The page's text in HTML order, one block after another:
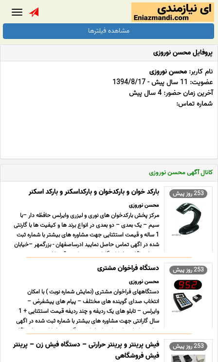
مشاهده فیلترها
پروفایل محسن نوروزی
نام کاربر: محسن نوروزی
عضویت: 11 سال پیش - 1394/8/17
آخرین زمان حضور: 4 سال پیش
شماره تماس:
کانال آگهی محسن نوروزی
253 روز پیش بارکد خوان و بارکدخوان و بارکداسکنر و بارکد اسکنر
محسن نوروزی
مرکز پخش بارکدخوان های نوری و لیزری وایرلس حافظه دار –با
سیم – یک بعدی – دو بعدی در انواع برند ها و کیفیت ها با گارنتی
1 ساله و قیمت استثنایی جهت مشاوره های بیشتر با شماره ثبت
شده در اگهی تماس حاصل نمایید ادرساصفهان - بزرگمهر –خیابان
شریف واقفی - خیابان گلزارجنوبی – کوچه9- ساخت ... ...
253 روز پیش دستگاه فراخوان مشتری
محسن نوروزی
دستگاههای فراخوان مشتری (نمایش شماره نوبت ) با امکان
انتخاب صدای گوینده های مختلف – پیام های پیشفرض –
وایرلس – تابلو های یک ردیفه و چند ردیفه قیمت استثنایی + 1
سال گارانتی جهت مشاوره های بیشتر با شماره ثبت شده در اگهی
تماس حاصل نمایید ادرساصفهان - بزرگمهر –خیابان شریف واقفی
- ... ...
253 روز پیش
فیش پرینتر و پرینتر حرارتی – دستگاه فیش زن – پرینتر
فیش فروشگاهی